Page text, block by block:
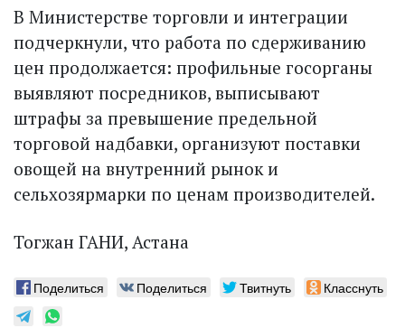
В Министерстве торговли и интеграции
подчеркнули, что работа по сдерживанию
цен продолжается: профильные госорганы
выявляют посредников, выписывают
штрафы за превышение предельной
торговой надбавки, организуют поставки
овощей на внутренний рынок и
сельхозярмарки по ценам производителей.
Тогжан ГАНИ, Астана
Поделиться Поделиться Твитнуть Класснуть